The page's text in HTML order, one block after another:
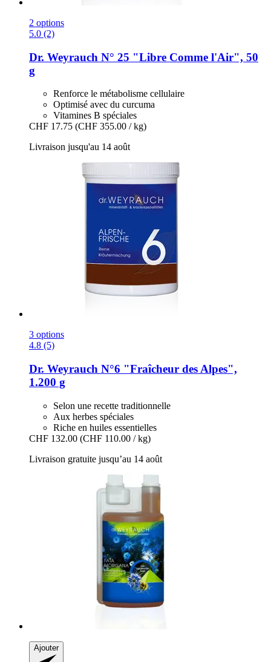
2 options
5.0 (2)
Dr. Weyrauch N° 25 "Libre Comme l'Air", 50
g
Renforce le métabolisme cellulaire
Optimisé avec du curcuma
Vitamines B spéciales
CHF 17.75 (CHF 355.00 / kg)
Livraison jusqu'au 14 août
3 options
4.8 (5)
Dr. Weyrauch N°6 "Fraîcheur des Alpes",
1.200 g
Selon une recette traditionnelle
Aux herbes spéciales
Riche en huiles essentielles
CHF 132.00 (CHF 110.00 / kg)
Livraison gratuite jusqu’au 14 août
Ajouter